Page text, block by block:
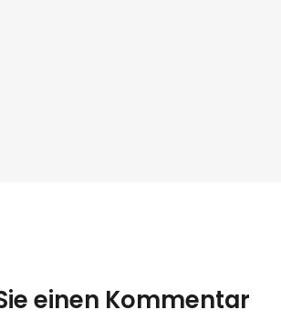
einen Kommentar